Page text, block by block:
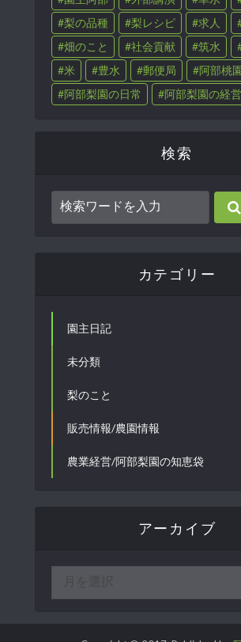
梨の品種
梨レシピ 求人
畑のこと
社会貢献 筑水
米
豊水 郵便局
阿部桃
阿部梨園の日常
阿部梨園の経営
検索
カテゴリー
園主日記
未分類
梨のこと
販売情報/農園情報
農業経営/阿部梨園の知恵袋
アーカイブ